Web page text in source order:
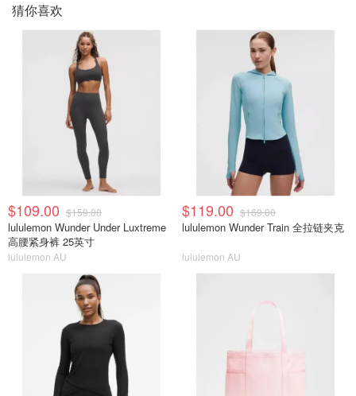
猜你喜欢
$109.00 $159.00
lululemon Wunder Under Luxtreme
高腰紧身裤 25英寸
lululemon AU
$119.00 $169.00
lululemon Wunder Train 全拉链夹克
lululemon AU